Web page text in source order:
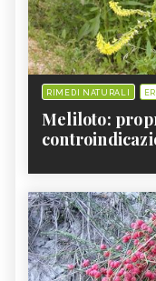
RIMEDI NATURALI
Meliloto: